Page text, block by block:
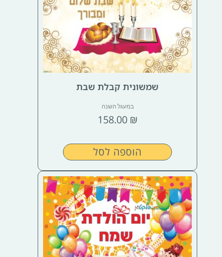
שמשונית קבלת שבת
במעגל השנה
158.00 ₪
הוספה לסל